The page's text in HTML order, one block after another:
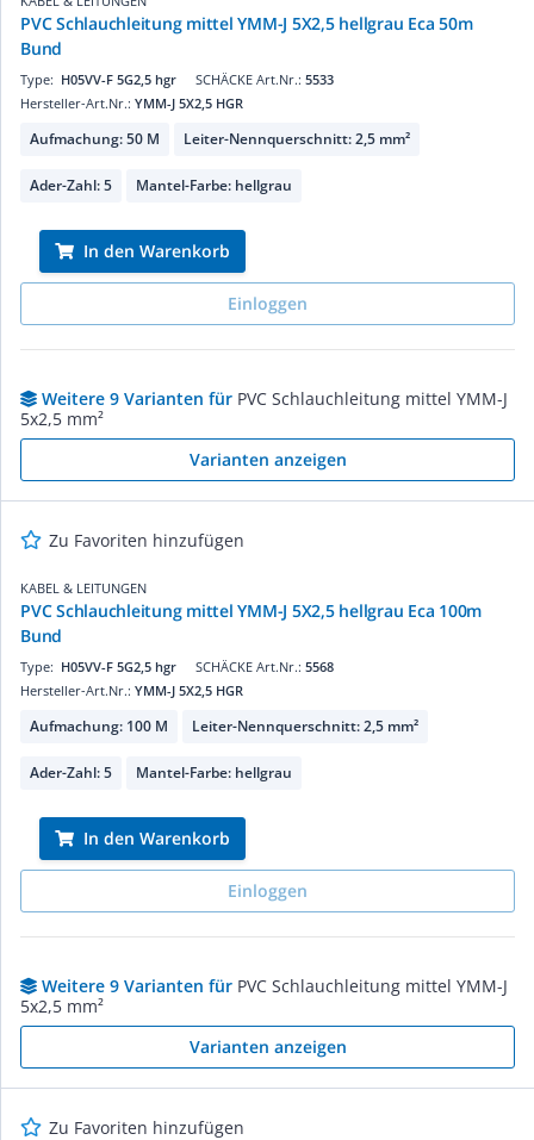
PVC Schlauchleitung mittel YMM-J 5X2,5 hellgrau Eca 50m
Bund
SCHÄCKE Art.Nr.: 5533
Type: H05VV-F 5G2,5 hgr
Hersteller-Art.Nr.: YMM-J 5X2,5 HGR
Aufmachung: 50 M Leiter-Nennquerschnitt: 2,5 mm²
Ader-Zahl: 5 Mantel-Farbe: hellgrau
In den Warenkorb
Einloggen
Weitere 9 Varianten für PVC Schlauchleitung mittel YMM-J
5x2,5 mm²
Varianten anzeigen
Zu Favoriten hinzufügen
KABEL & LEITUNGEN
PVC Schlauchleitung mittel YMM-J 5X2,5 hellgrau Eca 100m
Bund
SCHÄCKE Art.Nr.: 5568
Type: H05VV-F 5G2,5 hgr
Hersteller-Art.Nr.: YMM-J 5X2,5 HGR
Aufmachung: 100 M Leiter-Nennquerschnitt: 2,5 mm²
Ader-Zahl: 5 Mantel-Farbe: hellgrau
In den Warenkorb
Einloggen
Weitere 9 Varianten für PVC Schlauchleitung mittel YMM-J
5x2,5 mm²
Varianten anzeigen
Zu Favoriten hinzufügen